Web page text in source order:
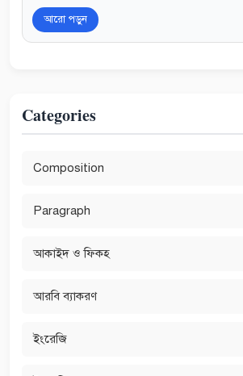
আরো পড়ুন
Categories
Composition
Paragraph
আকাইদ ও ফিকহ
আরবি ব্যাকরণ
ইংরেজি